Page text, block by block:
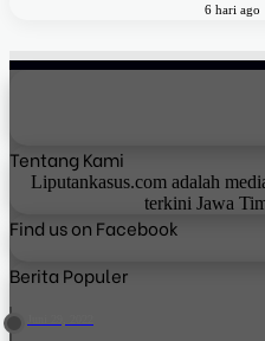
6 hari ago
Tentang Kami
Liputankasus.com adalah
terkini Jawa
Find us on Facebook
Berita Populer